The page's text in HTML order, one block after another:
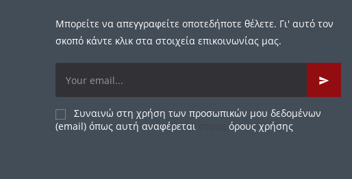
Μπορείτε να απεγγραφείτε οποτεδήποτε θέλετε. Γι' αυτό τον
σκοπό κάντε κλικ στα στοιχεία επικοινωνίας μας.
Συναινώ στη χρήση των προσωπικών μου δεδομένων
(email) όπως αυτή αναφέρεται στους όρους χρήσης